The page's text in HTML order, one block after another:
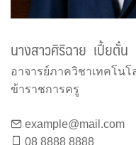
นางสาวศิริฉาย เปี้ยตั๋น
อาจารย์ภาควิชาเทคโน
ข้าราชการครู
example@mail.com
08 8888 8888